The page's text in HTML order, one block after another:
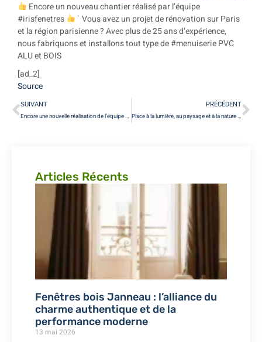
Encore un nouveau chantier réalisé par l’équipe
#irisfenetres
˙ Vous avez un projet de rénovation sur Paris
et la région parisienne ? Avec plus de 25 ans d’expérience,
nous fabriquons et installons tout type de #menuiserie PVC
ALU et BOIS
[ad_2]
Source
SUIVANT
Encore une nouvelle réalisation de l’équipe #irisfenetres Fenêtres et porte f…
PRÉCÉDENT
Place à la lumière, au paysage et à la nature ! ˙ Quel que soit votre projet de…
Articles Récents
Fenêtres bois Janneau : l’alliance du
charme authentique et de la
performance moderne
13 mai 2026